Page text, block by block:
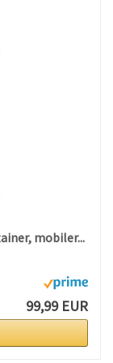
mobiler...
99,99 EUR